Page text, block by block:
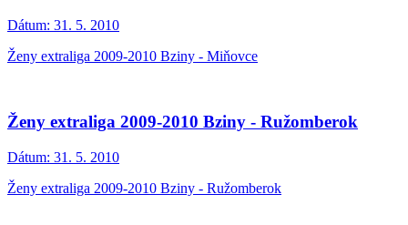
Dátum: 31. 5. 2010
Ženy extraliga 2009-2010 Bziny - Miňovce
Ženy extraliga 2009-2010 Bziny - Ružomberok
Dátum: 31. 5. 2010
Ženy extraliga 2009-2010 Bziny - Ružomberok